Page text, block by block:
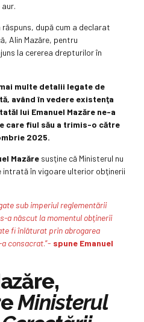
răspuns, după cum a declarat
Alin Mazăre, pentru
la cererea drepturilor în
multe detalii legate de
având în vedere existenţa
lui Emanuel Mazăre ne-a
care fiul său a trimis-o către
2025.
Mazăre susţine că Ministerul nu
în vigoare ulterior obţinerii
sub imperiul reglementării
a născut la momentul obţinerii
fi înlăturat prin abrogarea
a consacrat.”- spune Emanuel
Ministerul